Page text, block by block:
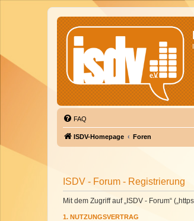
FAQ
ISDV-Homepage Foren
ISDV - Forum - Registrierung
Mit dem Zugriff auf „ISDV - Forum“
1. NUTZUNGSVERTRAG